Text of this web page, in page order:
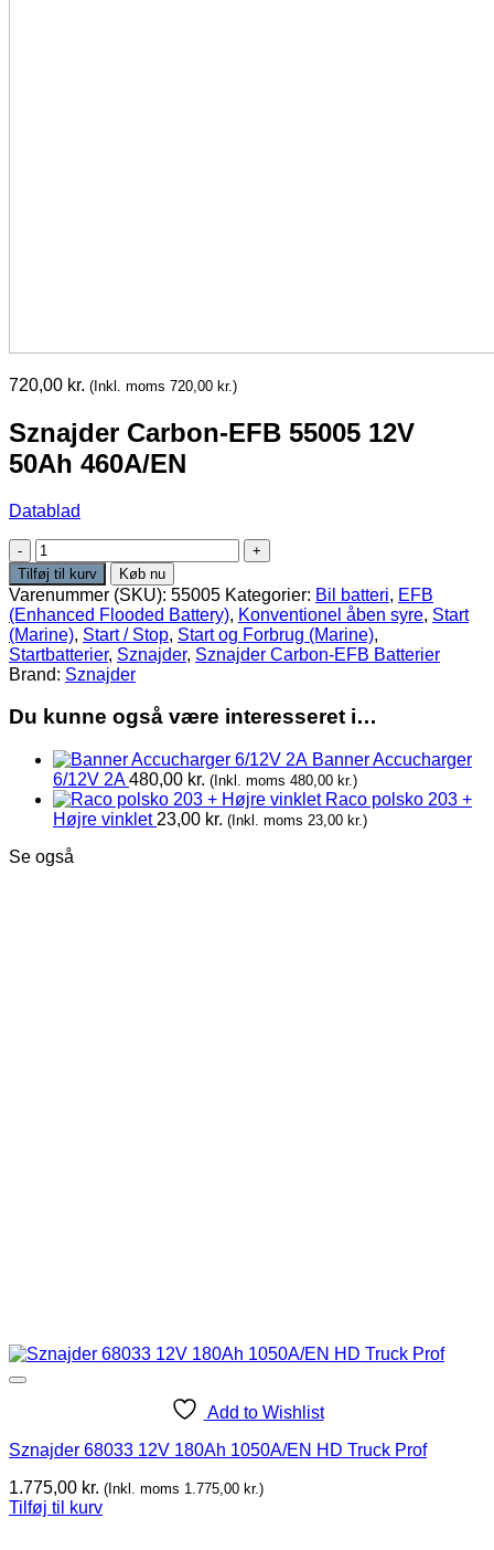
720,00 kr. (Inkl. moms 720,00 kr.)
Sznajder Carbon-EFB 55005 12V
50Ah 460A/EN
Datablad
Sznajder
Carbon-
EFB
55005
12V
50Ah
460A/EN
antal
Tilføj til kurv Køb nu
Varenummer (SKU): 55005 Kategorier: Bil batteri, EFB
(Enhanced Flooded Battery), Konventionel åben syre, Start
(Marine), Start / Stop, Start og Forbrug (Marine),
Startbatterier, Sznajder, Sznajder Carbon-EFB Batterier
Brand: Sznajder
Du kunne også være interesseret i…
Banner Accucharger
6/12V 2A 480,00 kr. (Inkl. moms 480,00 kr.)
Raco polsko 203 +
Højre vinklet 23,00 kr. (Inkl. moms 23,00 kr.)
Se også
Add to Wishlist
Sznajder 68033 12V 180Ah 1050A/EN HD Truck Prof
1.775,00 kr. (Inkl. moms 1.775,00 kr.)
Tilføj til kurv